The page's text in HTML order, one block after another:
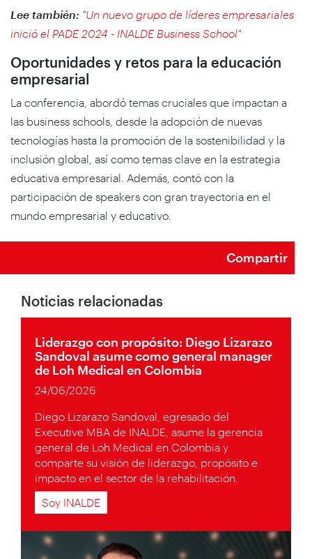
Lee también: "Un nuevo grupo de líderes empresariales
inició el PADE 2024 - INALDE Business School"
Oportunidades y retos para la educación
empresarial
La conferencia, abordó temas cruciales que impactan a
las business schools , desde la adopción de nuevas
tecnologías hasta la promoción de la sostenibilidad y la
inclusión global, así como temas clave en la estrategia
educativa empresarial. Además, contó con la
participación de speakers con gran trayectoria en el
mundo empresarial y educativo.
Compartir
Noticias relacionadas
Liderazgo con propósito: Diego Lizarazo
Sandoval asume como general manager
de Loh Medical en Colombia
24/06/2026
Diego Lizarazo Sandoval, egresado del
Executive MBA de INALDE, asume la gerencia
general de Loh Medical en Colombia y
comparte su visión de liderazgo, propósito e
impacto en el sector de la rehabilitación.
Soy INALDE